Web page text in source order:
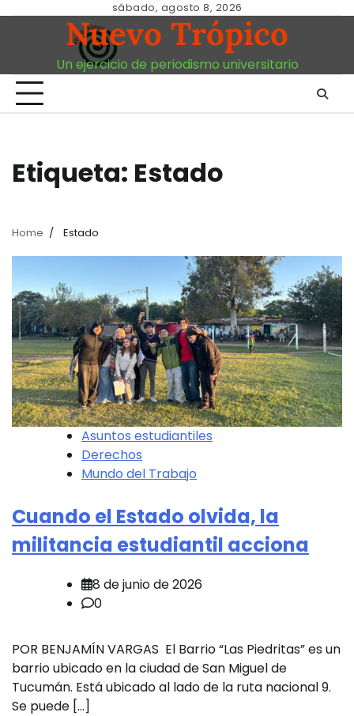
sábado, agosto 8, 2026
Nuevo Trópico
Un ejercicio de periodismo universitario
Etiqueta: Estado
Home Estado
Asuntos estudiantiles
Derechos
Mundo del Trabajo
Cuando el Estado olvida, la
militancia estudiantil acciona
8 de junio de 2026
0
POR BENJAMÍN VARGAS El Barrio “Las Piedritas” es un
barrio ubicado en la ciudad de San Miguel de
Tucumán. Está ubicado al lado de la ruta nacional 9.
Se puede […]